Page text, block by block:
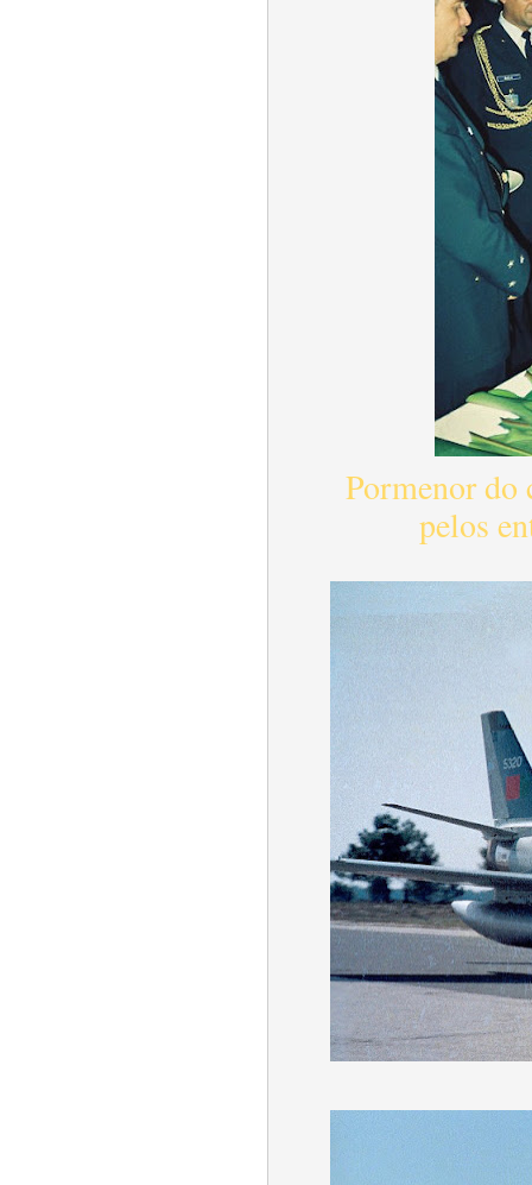
Pormenor do
pelos